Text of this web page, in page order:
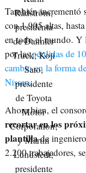
También incrementó
con 1.905 altas,
en todo el mundo. Y
por laspérdidas de
cambio en la forma
Nissan.
Ahora bien, el
recortar en los
plantillade
2.200 trabajadores,